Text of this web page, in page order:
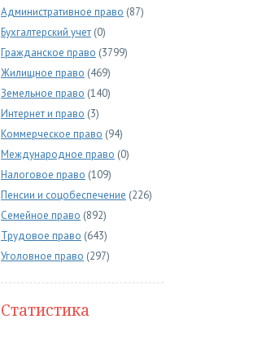
Административное право (87)
Бухгалтерский учет (0)
Гражданское право (3799)
Жилищное право (469)
Земельное право (140)
Интернет и право (3)
Коммерческое право (94)
Международное право (0)
Налоговое право (109)
Пенсии и соцобеспечение (226)
Семейное право (892)
Трудовое право (643)
Уголовное право (297)
Статистика